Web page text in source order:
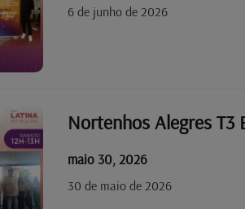
6 de junho de 2026
Nortenhos Alegres T3
maio 30, 2026
30 de maio de 2026